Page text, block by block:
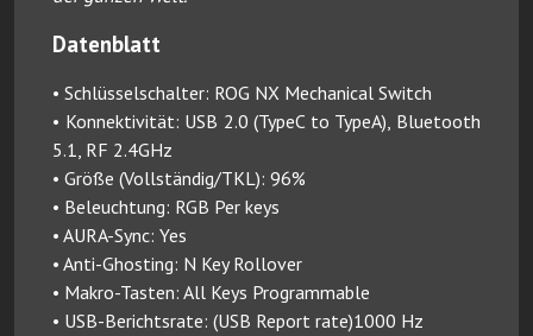
Datenblatt
• Schlüsselschalter: ROG NX Mechanical Switch
• Konnektivität: USB 2.0 (TypeC to TypeA), Bluetooth
5.1, RF 2.4GHz
• Größe (Vollständig/TKL): 96%
• Beleuchtung: RGB Per keys
• AURA-Sync: Yes
• Anti-Ghosting: N Key Rollover
• Makro-Tasten: All Keys Programmable
• USB-Berichtsrate: (USB Report rate)1000 Hz